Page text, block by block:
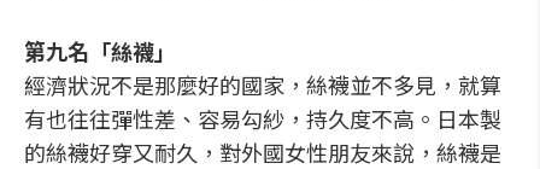
第九名「絲襪」
經濟狀況不是那麼好的國家，絲襪並不多見，就算
有也往往彈性差、容易勾紗，持久度不高。日本製
的絲襪好穿又耐久，對外國女性朋友來說，絲襪是